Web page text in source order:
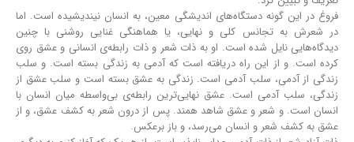
فروغ در این گونه دستگاه‌های اندیشگی معین، به انسان نیندیشیده است. اما
در شعرش به تجانس کلی و نهایی، یا هماهنگی غنایی روشنی با چنین
دیدگاه‌هایی نایل شده‌ است. او به ذات شعر و ذات رابطه‌ی انسانی و عشق روی
کرده ‌است. و از این راه دریافته‌ است که آدمی به زندگی بسته ‌است. و سلب
زندگی از آدمی، سلب آدمی است. زندگی به عشق بسته‌ است و سلب عشق از
زندگی، سلب آدمی است. عشق نهایی‌ترین رابطه‌ی بی‌واسطه میان انسان با
انسان است. و شعر و عشق شاهد همند. پس از درون شعر به کشف عشق، و از
عشق به کشف شعر و انسان می‌رسد، و باز برعکس.